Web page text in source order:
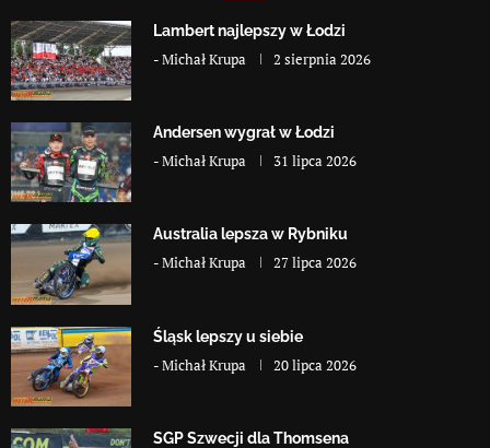
Lambert najlepszy w Łodzi
-Michał Krupa 2 sierpnia 2026
Andersen wygrał w Łodzi
-Michał Krupa 31 lipca 2026
Australia lepsza w Rybniku
-Michał Krupa 27 lipca 2026
Śląsk lepszy u siebie
-Michał Krupa 20 lipca 2026
SGP Szwecji dla Thomsena